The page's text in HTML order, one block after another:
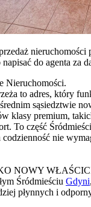
nieruchomości
do agenta za
Nieruchomości.
to adres, który
sąsiedztwie
klasy premium,
To część
nie
NOWY
Śródmieściu Gdyni
płynnych i